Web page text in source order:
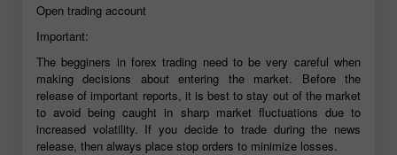
Open trading account
Important:
The begginers in forex trading need to be very careful when
making decisions about entering the market. Before the
release of important reports, it is best to stay out of the market
to avoid being caught in sharp market fluctuations due to
increased volatility. If you decide to trade during the news
release, then always place stop orders to minimize losses.